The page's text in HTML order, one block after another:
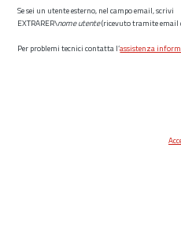
Se sei un utente esterno, nel campo email, scrivi
EXTRARER\nome utente(ricevuto tramite email
Per problemi tecnici contatta l’assistenza